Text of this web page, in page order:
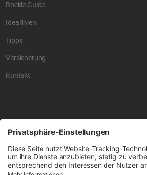
Rockie Guide
Ideallinien
Tipps
Versicherung
Kontakt
Racing4fun - Alles über